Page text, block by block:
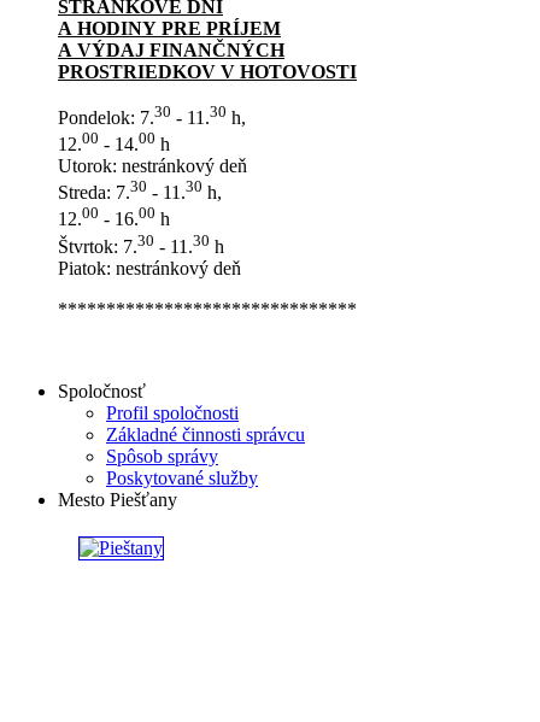
STRÁNKOVÉ DNI
A HODINY PRE PRÍJEM
A VÝDAJ FINANČNÝCH
PROSTRIEDKOV V HOTOVOSTI
Pondelok: 7.30 - 11.30 h,
12.00 - 14.00 h
Utorok: nestránkový deň
Streda: 7.30 - 11.30 h,
12.00 - 16.00 h
Štvrtok: 7.30 - 11.30 h
Piatok: nestránkový deň
*******************************
Spoločnosť
Profil spoločnosti
Základné činnosti správcu
Spôsob správy
Poskytované služby
Mesto Piešťany